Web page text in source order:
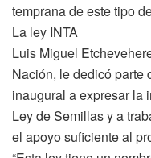
temprana de este tipo
La ley INTA
Luis Miguel
Nación, le dedicó parte
inaugural a expresar la
Ley de Semillas y a
el apoyo suficiente al